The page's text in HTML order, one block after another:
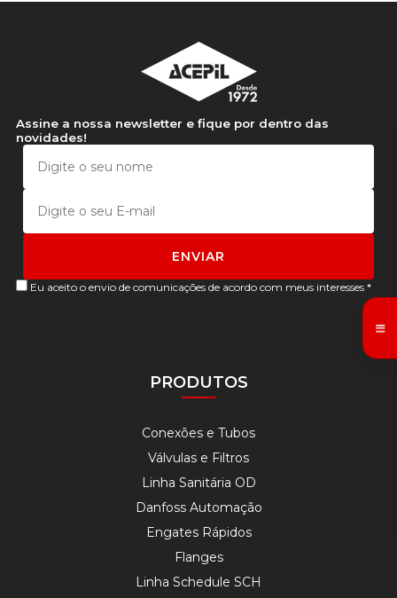
Assine a nossa newsletter e fique por dentro das
novidades!
Eu aceito o envio de comunicações de acordo com meus interesses *
PRODUTOS
Conexões e Tubos
Válvulas e Filtros
Linha Sanitária OD
Danfoss Automação
Engates Rápidos
Flanges
Linha Schedule SCH